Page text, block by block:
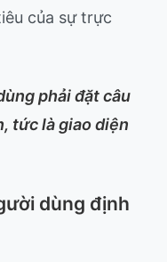
của sự trực
phải đặt câu
tức là giao diện
dùng định